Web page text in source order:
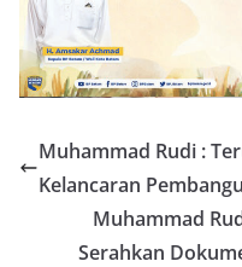
Muhammad Rudi :
Kelancaran
Muhammad
Serahkan